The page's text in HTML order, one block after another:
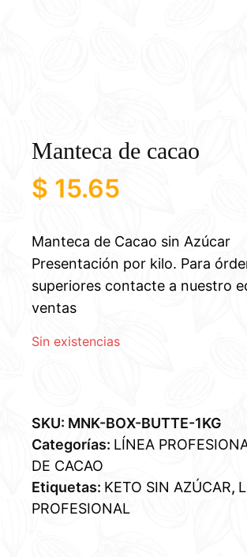
Manteca de cacao
$ 15.65
Manteca de Cacao sin Azúcar
Presentación por kilo. Para
superiores contacte a nuestro
ventas
Sin existencias
SKU: MNK-BOX-BUTTE-1KG
Categorías: LÍNEA
DE CACAO
Etiquetas: KETO SIN AZÚCAR,
PROFESIONAL